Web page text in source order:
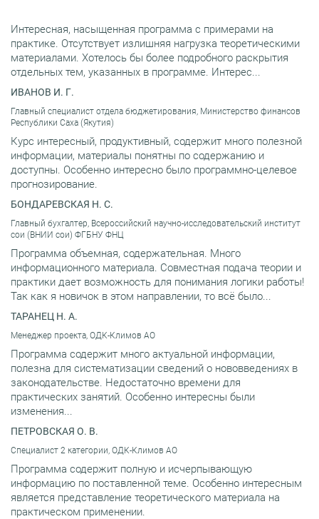
Интересная, насыщенная программа с примерами на
практике. Отсутствует излишняя нагрузка теоретическими
материалами. Хотелось бы более подробного раскрытия
отдельных тем, указанных в программе. Интерес...
ИВАНОВ И. Г.
Главный специалист отдела бюджетирования, Министерство финансов
Республики Саха (Якутия)
Курс интересный, продуктивный, содержит много полезной
информации, материалы понятны по содержанию и
доступны. Особенно интересно было программно-целевое
прогнозирование.
БОНДАРЕВСКАЯ Н. С.
Главный бухгалтер, Всероссийский научно-исследовательский институт
сои (ВНИИ сои) ФГБНУ ФНЦ
Программа объемная, содержательная. Много
информационного материала. Совместная подача теории и
практики дает возможность для понимания логики работы!
Так как я новичок в этом направлении, то всё было...
ТАРАНЕЦ Н. А.
Менеджер проекта, ОДК-Климов АО
Программа содержит много актуальной информации,
полезна для систематизации сведений о нововведениях в
законодательстве. Недостаточно времени для
практических занятий. Особенно интересны были
изменения...
ПЕТРОВСКАЯ О. В.
Специалист 2 категории, ОДК-Климов АО
Программа содержит полную и исчерпывающую
информацию по поставленной теме. Особенно интересным
является представление теоретического материала на
практическом применении.